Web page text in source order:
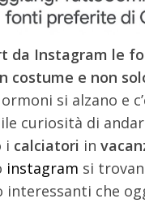
da Instagram le
costume e non
si alzano e
curiosità di
i calciatori in
instagram si
interessanti che